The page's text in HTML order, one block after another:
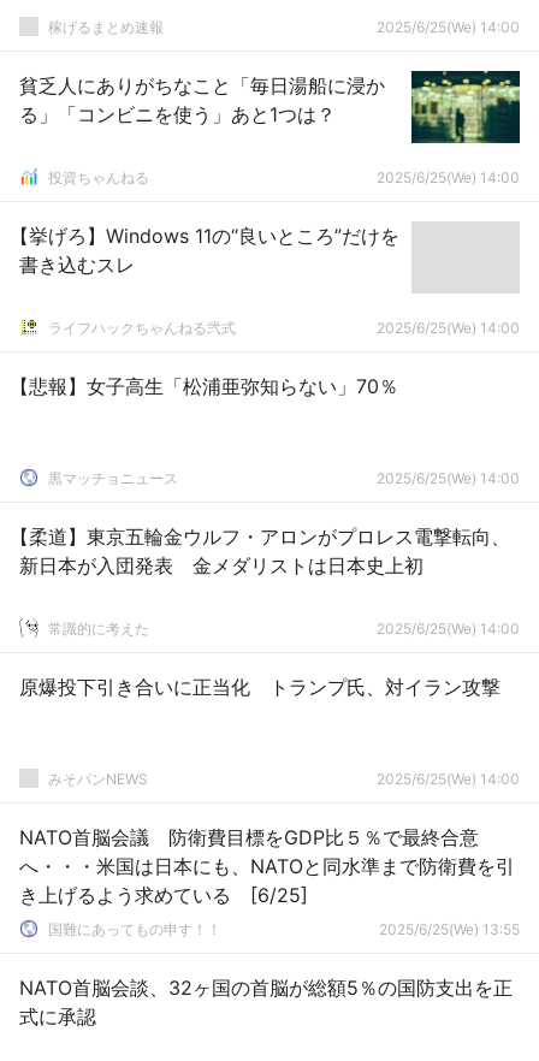
稼げるまとめ速報 2025/6/25(We) 14:00
貧乏人にありがちなこと「毎日湯船に浸か
る」「コンビニを使う」あと1つは？
投資ちゃんねる 2025/6/25(We) 14:00
【挙げろ】Windows 11の“良いところ”だけを
書き込むスレ
ライフハックちゃんねる弐式 2025/6/25(We) 14:00
【悲報】女子高生「松浦亜弥知らない」70％
黒マッチョニュース 2025/6/25(We) 14:00
【柔道】東京五輪金ウルフ・アロンがプロレス電撃転向、
新日本が入団発表 金メダリストは日本史上初
常識的に考えた 2025/6/25(We) 14:00
原爆投下引き合いに正当化 トランプ氏、対イラン攻撃
みそパンNEWS 2025/6/25(We) 14:00
NATO首脳会議 防衛費目標をGDP比５％で最終合意
へ・・・米国は日本にも、NATOと同水準まで防衛費を引
き上げるよう求めている [6/25]
国難にあってもの申す！！ 2025/6/25(We) 13:55
NATO首脳会談、32ヶ国の首脳が総額5％の国防支出を正
式に承認